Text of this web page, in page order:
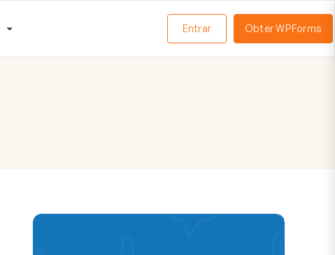
Menu
Entrar Obter WPForms